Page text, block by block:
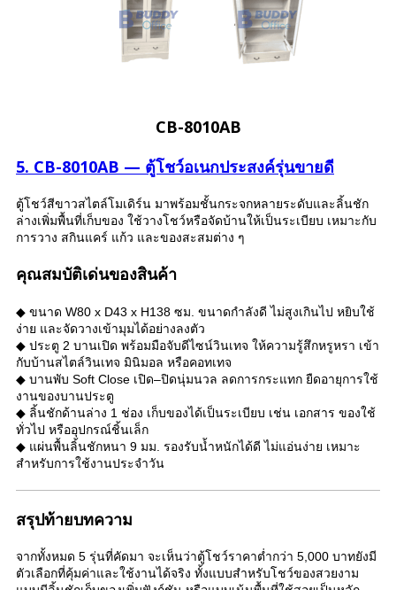
CB-8010AB
5. CB-8010AB — ตู้โชว์อเนกประสงค์รุ่นขายดี
ตู้โชว์สีขาวสไตล์โมเดิร์น มาพร้อมชั้นกระจกหลายระดับและลิ้นชัก
ล่างเพิ่มพื้นที่เก็บของ ใช้วางโชว์หรือจัดบ้านให้เป็นระเบียบ เหมาะกับ
การวาง สกินแคร์ แก้ว และของสะสมต่าง ๆ
คุณสมบัติเด่นของสินค้า
◆ ขนาด W80 x D43 x H138 ซม. ขนาดกำลังดี ไม่สูงเกินไป หยิบใช้
ง่าย และจัดวางเข้ามุมได้อย่างลงตัว
◆ ประตู 2 บานเปิด พร้อมมือจับดีไซน์วินเทจ ให้ความรู้สึกหรูหรา เข้า
กับบ้านสไตล์วินเทจ มินิมอล หรือคอทเทจ
◆ บานพับ Soft Close เปิด–ปิดนุ่มนวล ลดการกระแทก ยืดอายุการใช้
งานของบานประตู
◆ ลิ้นชักด้านล่าง 1 ช่อง เก็บของได้เป็นระเบียบ เช่น เอกสาร ของใช้
ทั่วไป หรืออุปกรณ์ชิ้นเล็ก
◆ แผ่นพื้นลิ้นชักหนา 9 มม. รองรับน้ำหนักได้ดี ไม่แอ่นง่าย เหมาะ
สำหรับการใช้งานประจำวัน
สรุปท้ายบทความ
จากทั้งหมด 5 รุ่นที่คัดมา จะเห็นว่าตู้โชว์ราคาต่ำกว่า 5,000 บาทยังมี
ตัวเลือกที่คุ้มค่าและใช้งานได้จริง ทั้งแบบสำหรับโชว์ของสวยงาม